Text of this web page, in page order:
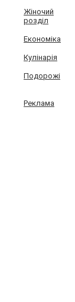
Жіночий
розділ
Економіка
Кулінарія
Подорожі
Реклама